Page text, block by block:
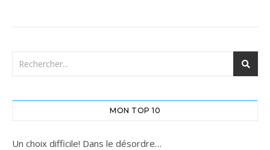
MON TOP 10
Un choix difficile! Dans le désordre…